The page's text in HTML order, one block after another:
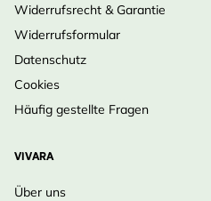
Widerrufsrecht & Garantie
Widerrufsformular
Datenschutz
Cookies
Häufig gestellte Fragen
VIVARA
Über uns